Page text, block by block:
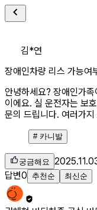
김*연
장애인차량 리스 가능여
안녕하세요? 장애인가
이에요. 실 운전자는 보
문의 드립니다. 여러가
# 카니발
궁금해요
답변0 추천순 최신순